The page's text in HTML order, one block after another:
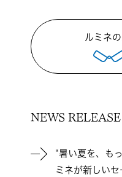
ルミネ
NEWS RELEASE
“暑い夏を、も
ミネが新しい